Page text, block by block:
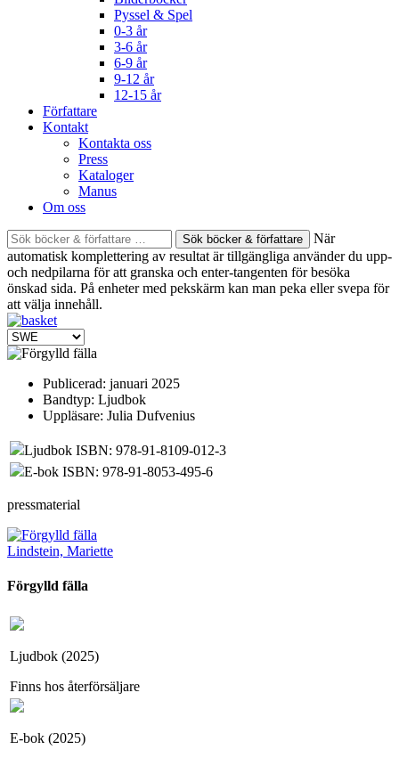
Pyssel & Spel
0-3 år
3-6 år
6-9 år
9-12 år
12-15 år
Författare
Kontakt
Kontakta oss
Press
Kataloger
Manus
Om oss
Sök
böcker
&
författare
efter:
När
automatisk komplettering av resultat är tillgängliga använder du upp-
och nedpilarna för att granska och enter-tangenten för besöka
önskad sida. På enheter med pekskärm kan man peka eller svepa för
att välja innehåll.
Publicerad: januari 2025
Bandtyp: Ljudbok
Uppläsare: Julia Dufvenius
Ljudbok ISBN: 978-91-8109-012-3
E-bok ISBN: 978-91-8053-495-6
pressmaterial
Lindstein, Mariette
Förgylld fälla
Ljudbok (2025)
Finns hos återförsäljare
E-bok (2025)